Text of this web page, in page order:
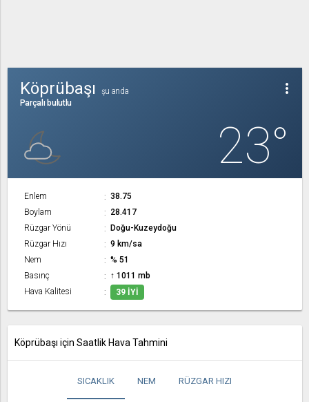
more_vert
Köprübaşı
şu anda
Parçalı bulutlu
23°
Enlem
38.75
Boylam
28.417
Rüzgar Yönü
Doğu-Kuzeydoğu
Rüzgar Hızı
9 km/sa
Nem
% 51
Basınç
↑ 1011 mb
Hava Kalitesi
39 İYI
Köprübaşı için Saatlik Hava Tahmini
SICAKLIK NEM RÜZGAR HIZI